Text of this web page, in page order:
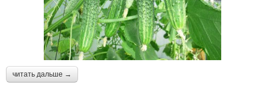
читать дальше →